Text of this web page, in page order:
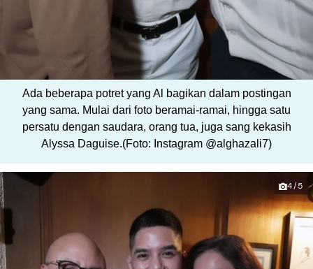
Ada beberapa potret yang Al bagikan dalam postingan
yang sama. Mulai dari foto beramai-ramai, hingga satu
persatu dengan saudara, orang tua, juga sang kekasih
Alyssa Daguise.(Foto: Instagram @alghazali7)
4/5